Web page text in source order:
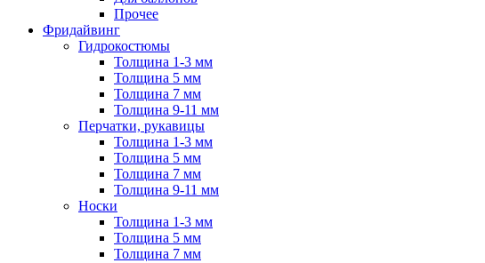
Прочее
Фридайвинг
Гидрокостюмы
Толщина 1-3 мм
Толщина 5 мм
Толщина 7 мм
Толщина 9-11 мм
Перчатки, рукавицы
Толщина 1-3 мм
Толщина 5 мм
Толщина 7 мм
Толщина 9-11 мм
Носки
Толщина 1-3 мм
Толщина 5 мм
Толщина 7 мм